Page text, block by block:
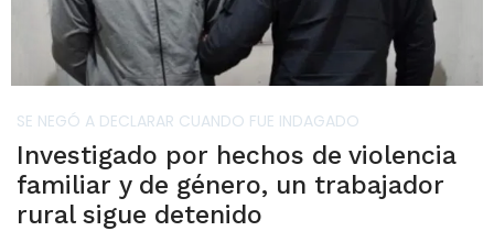
SE NEGÓ A DECLARAR CUANDO FUE INDAGADO
Investigado por hechos de violencia
familiar y de género, un trabajador
rural sigue detenido